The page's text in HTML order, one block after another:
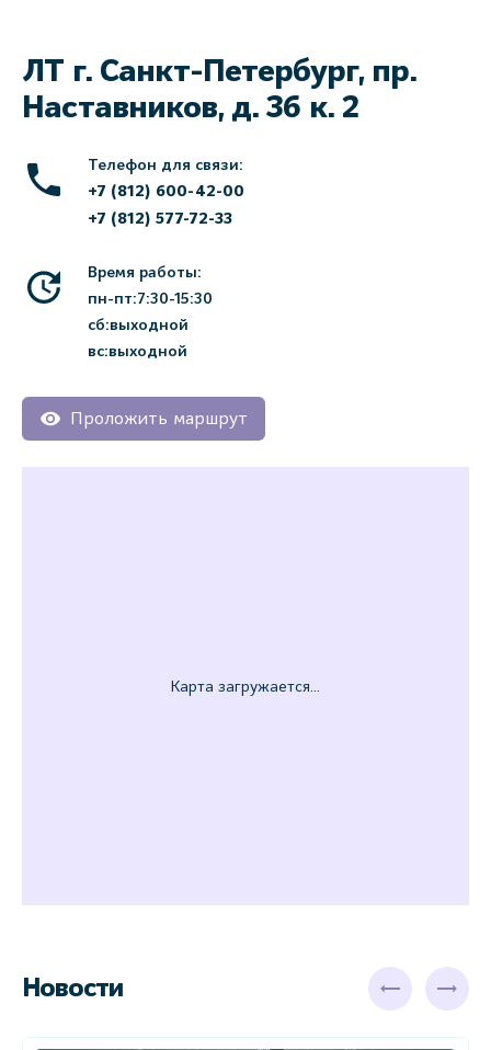
ЛТ г. Санкт-Петербург, пр.
Наставников, д. 36 к. 2
Телефон для связи:
+7 (812) 600-42-00
+7 (812) 577-72-33
Время работы:
пн-пт:7:30-15:30
сб:выходной
вс:выходной
Проложить маршрут
Новости